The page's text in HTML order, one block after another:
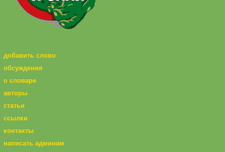
добавить слово
обсуждения
о словаре
авторы
статьи
ссылки
контакты
написать админам